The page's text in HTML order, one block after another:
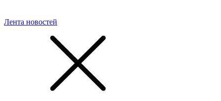
Лента новостей